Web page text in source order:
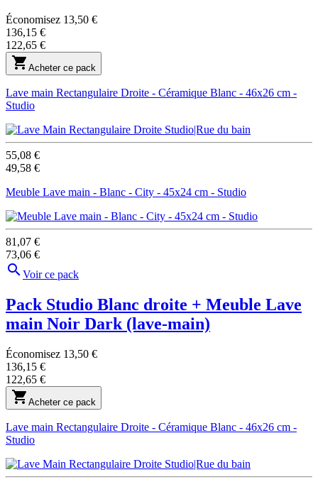
Économisez 13,50 €
136,15 €
122,65 €
 Acheter ce pack
Lave main Rectangulaire Droite - Céramique Blanc - 46x26 cm -
Studio
55,08 €
49,58 €
Meuble Lave main - Blanc - City - 45x24 cm - Studio
81,07 €
73,06 €
Voir ce pack
Pack Studio Blanc droite + Meuble Lave
main Noir Dark (lave-main)
Économisez 13,50 €
136,15 €
122,65 €
 Acheter ce pack
Lave main Rectangulaire Droite - Céramique Blanc - 46x26 cm -
Studio